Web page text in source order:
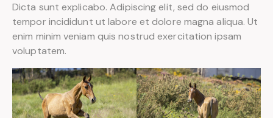
Dicta sunt explicabo. Adipiscing elit, sed do eiusmod
tempor incididunt ut labore et dolore magna aliqua. Ut
enim minim veniam quis nostrud exercitation ipsam
voluptatem.